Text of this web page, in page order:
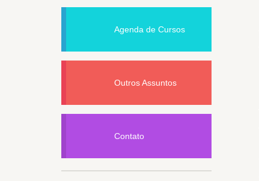
Agenda de Cursos
Outros Assuntos
Contato